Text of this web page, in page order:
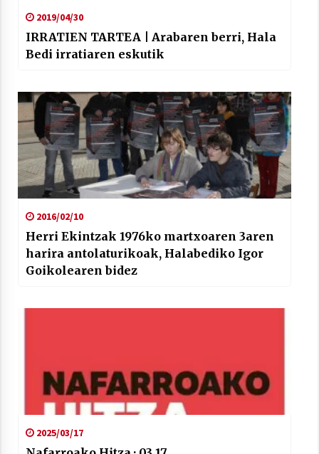
2019/04/30
IRRATIEN TARTEA | Arabaren berri, Hala
Bedi irratiaren eskutik
2016/02/10
Herri Ekintzak 1976ko martxoaren 3aren
harira antolaturikoak, Halabediko Igor
Goikolearen bidez
2025/03/17